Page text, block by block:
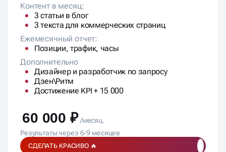
Контент в месяц:
3 статьи в блог
3 текста для коммерческих страниц
Ежемесячный отчет:
Позиции, трафик, часы
Дополнительно
Дизайнер и разработчик по запросу
Дзен\Ритм
Достижение KPI + 15 000
60 000 ₽ /месяц.
Результаты через 6-9 месяцев
СДЕЛАТЬ КРАСИВО 🔥